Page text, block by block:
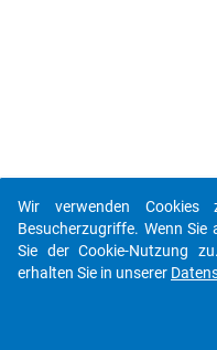
Wir verwenden Cookies
Besucherzugriffe. Wenn
Sie der Cookie-Nutzung
erhalten Sie in unserer